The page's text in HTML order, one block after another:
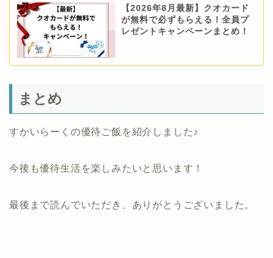
【2026年8月最新】クオカード
が無料で必ずもらえる！全員プ
レゼントキャンペーンまとめ！
まとめ
すかいらーくの優待ご飯を紹介しました♪
今後も優待生活を楽しみたいと思います！
最後まで読んでいただき、ありがとうございました。